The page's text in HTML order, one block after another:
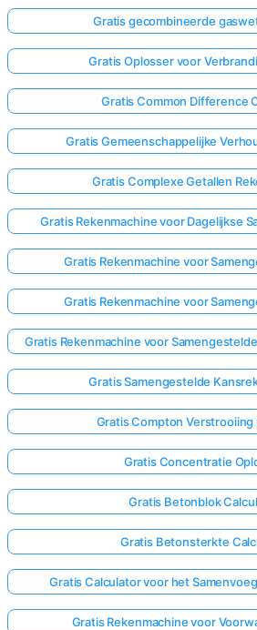
Gratis gecombineerde
Gratis Oplosser voor
Gratis Common Difference
Gratis Gemeenschappelijke
Gratis Complexe Getallen
Gratis Rekenmachine voor Dagelijkse
Gratis Rekenmachine voor
Gratis Rekenmachine voor
Gratis Rekenmachine voor
Gratis Samengestelde
Gratis Compton Verstrooiing
Gratis Concentratie
Gratis Betonblok
Gratis Betonsterkte
Gratis Calculator voor het
Gratis Rekenmachine voor